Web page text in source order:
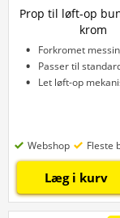
Prop til løft-op
krom
Forkromet
Let løft-op
Webshop Fleste
Læg i kurv